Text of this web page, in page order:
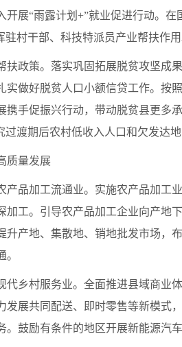
开展“雨露计划+”就业促进行动。
驻村干部、科技特派员产业帮扶作
扶政策。落实巩固拓展脱贫攻坚
实做好脱贫人口小额信贷工作。按
携手促振兴行动，带动脱贫县更
过渡期后农村低收入人口和欠发达地
质量发展
产品加工流通业。实施农产品加
加工。引导农产品加工企业向产地
升产地、集散地、销地批发市场，
代乡村服务业。全面推进县域商
发展共同配送、即时零售等新模式
。鼓励有条件的地区开展新能源汽